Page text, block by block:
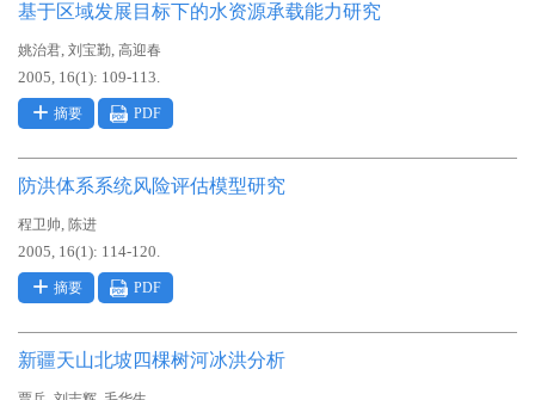
基于区域发展目标下的水资源承载能力研究
姚治君, 刘宝勤, 高迎春
2005, 16(1): 109-113.
摘要 PDF
防洪体系系统风险评估模型研究
程卫帅, 陈进
2005, 16(1): 114-120.
摘要 PDF
新疆天山北坡四棵树河冰洪分析